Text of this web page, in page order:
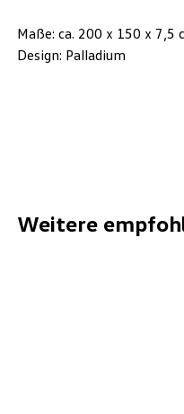
Maße: ca. 200 x 150 x 7,5
Design: Palladium
Weitere